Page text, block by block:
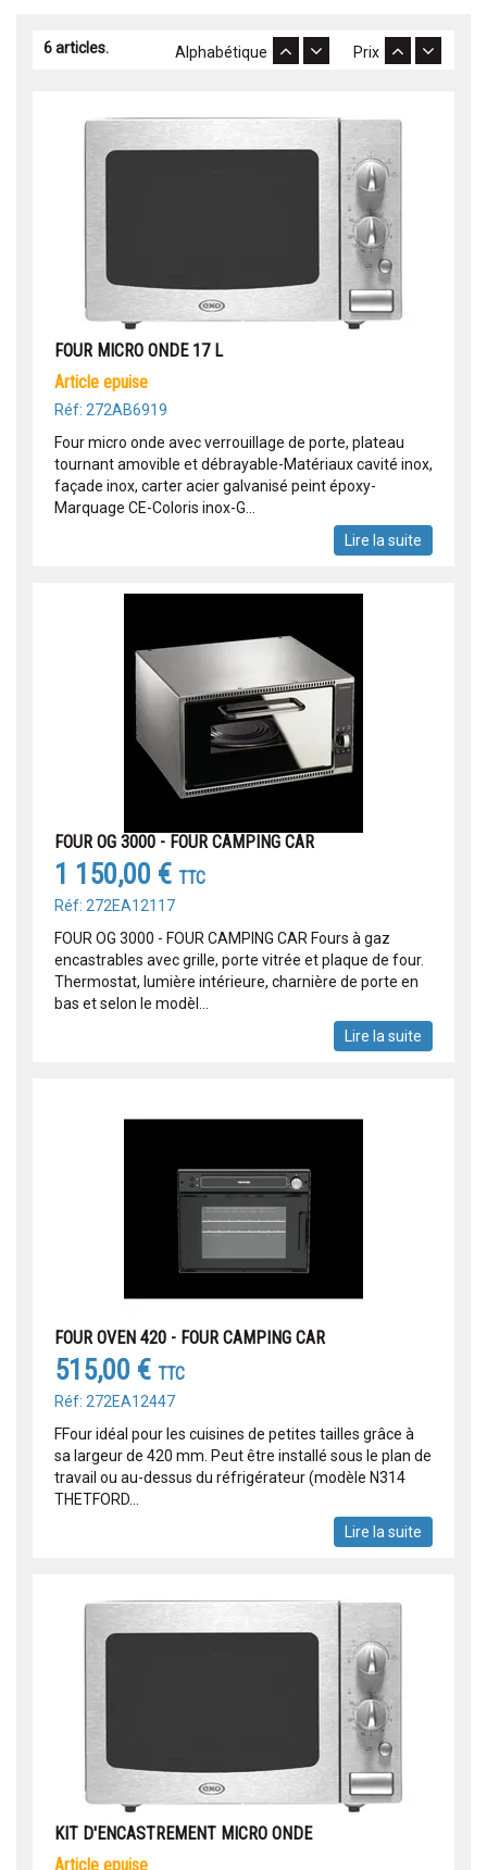
6 articles. Prix
Alphabétique
FOUR MICRO ONDE 17 L
article epuise
Réf: 272AB6919
Four micro onde avec verrouillage de porte, plateau
tournant amovible et débrayable-Matériaux cavité inox,
façade inox, carter acier galvanisé peint époxy-
Marquage CE-Coloris inox-G...
Lire la suite
FOUR OG 3000 - FOUR CAMPING CAR
1 150,00 € TTC
Réf: 272EA12117
FOUR OG 3000 - FOUR CAMPING CAR Fours à gaz
encastrables avec grille, porte vitrée et plaque de four.
Thermostat, lumière intérieure, charnière de porte en
bas et selon le modèl...
Lire la suite
FOUR OVEN 420 - FOUR CAMPING CAR
515,00 € TTC
Réf: 272EA12447
FFour idéal pour les cuisines de petites tailles grâce à
sa largeur de 420 mm. Peut être installé sous le plan de
travail ou au-dessus du réfrigérateur (modèle N314
THETFORD...
Lire la suite
KIT D'ENCASTREMENT MICRO ONDE
article epuise